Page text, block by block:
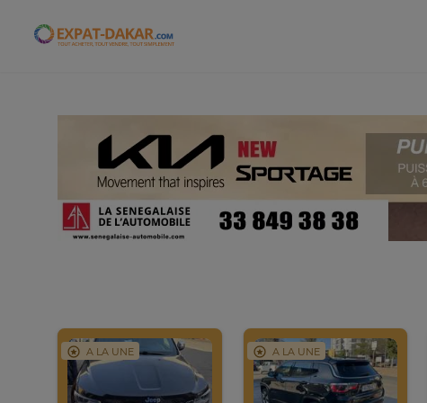
Expat-Dakar
A LA UNE A LA UNE